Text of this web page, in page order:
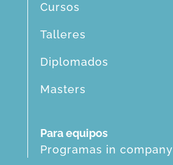
Cursos
Talleres
Diplomados
Masters
Para equipos
Programas in company